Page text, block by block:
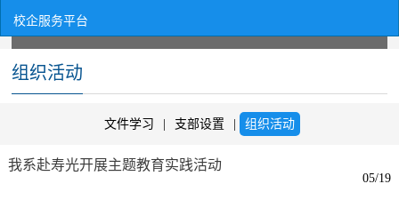
校企服务平台
组织活动
文件学习 | 支部设置 | 组织活动
我系赴寿光开展主题教育实践活动
05/19